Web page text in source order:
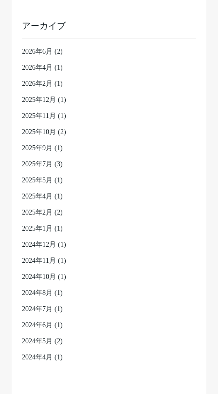
アーカイブ
2026年6月 (2)
2026年4月 (1)
2026年2月 (1)
2025年12月 (1)
2025年11月 (1)
2025年10月 (2)
2025年9月 (1)
2025年7月 (3)
2025年5月 (1)
2025年4月 (1)
2025年2月 (2)
2025年1月 (1)
2024年12月 (1)
2024年11月 (1)
2024年10月 (1)
2024年8月 (1)
2024年7月 (1)
2024年6月 (1)
2024年5月 (2)
2024年4月 (1)